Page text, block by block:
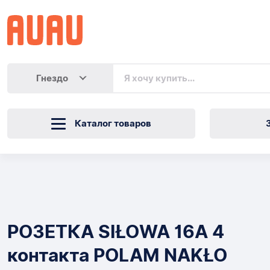
Гнездо
Каталог товаров
4
контакта
РОЗЕТКА SIŁOWA 16A 4
контакта POLAM NAKŁO